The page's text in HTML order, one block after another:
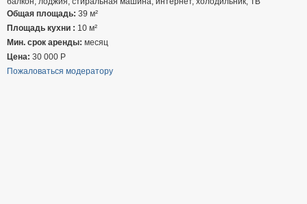
Общая площадь: 39 м²
Площадь кухни : 10 м²
Мин. срок аренды: месяц
Цена: 30 000 Р
Пожаловаться модератору